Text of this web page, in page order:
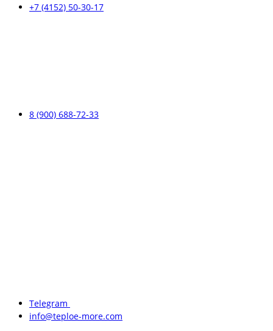
+7 (4152) 50-30-17
8 (900) 688-72-33
Telegram
info@teploe-more.com